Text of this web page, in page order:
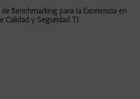
Benchmarking para la Excelencia en
Calidad y Seguridad TI